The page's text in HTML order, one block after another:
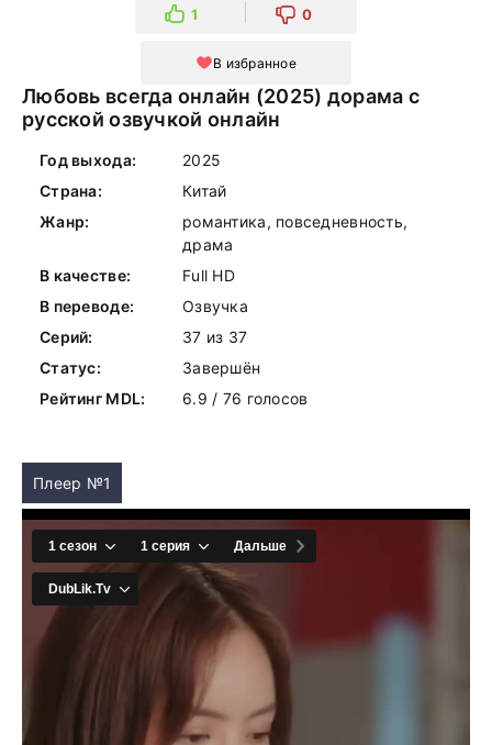
1 0
В избранное
Любовь всегда онлайн (2025) дорама с
русской озвучкой онлайн
Год выхода:
2025
Страна:
Китай
Жанр:
романтика, повседневность,
драма
В качестве:
Full HD
В переводе:
Озвучка
Серий:
37 из 37
Статус:
Завершён
Рейтинг MDL:
6.9 / 76 голосов
Плеер №1